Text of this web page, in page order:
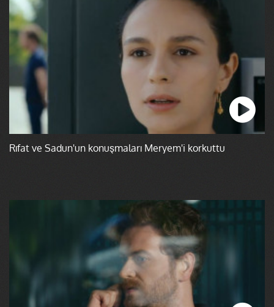
Rıfat ve Sadun'un konuşmaları Meryem'i korkuttu